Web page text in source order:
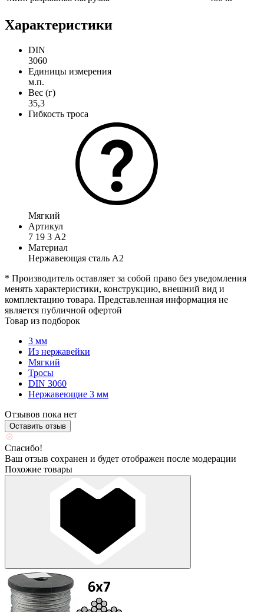
Характеристики
DIN
3060
Единицы измерения
м.п.
Вес (г)
35,3
Гибкость троса
Мягкий
Артикул
7 19 3 А2
Материал
Нержавеющая сталь А2
* Производитель оставляет за собой право без уведомления
менять характеристики, конструкцию, внешний вид и
комплектацию товара. Представленная информация не
является публичной офертой
Товар из подборок
3 мм
Из нержавейки
Мягкий
Тросы
DIN 3060
Нержавеющие 3 мм
Отзывов пока нет
Оставить отзыв
Спасибо!
Ваш отзыв сохранен и будет отображен после модерации
Похожие товары